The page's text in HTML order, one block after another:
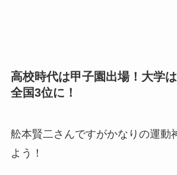
高校時代は甲子園出場！大学
全国3位に！
舩本賢二さんですがかなりの運動
よう！